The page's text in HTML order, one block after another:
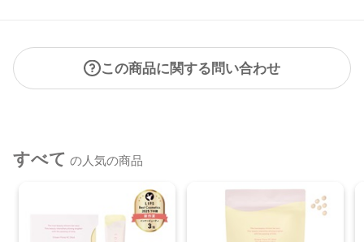
この商品に関する問い合わせ
すべて の人気の商品